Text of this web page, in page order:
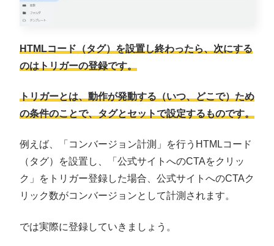
HTMLコード（タグ）を設置し終わったら、次にする
のはトリガーの登録です。
トリガーとは、動作が発動する（いつ、どこで）ため
の条件のことで、タグとセットで設定するものです。
例えば、「コンバージョン計測」を行うHTMLコード
（タグ）を設置し、「公式サイトへのCTAをクリッ
ク」をトリガー登録した場合、公式サイトへのCTAク
リック数がコンバージョンとして計測されます。
では実際に登録していきましょう。